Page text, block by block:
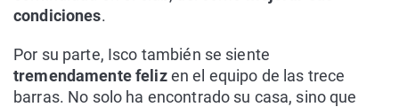
condiciones.
Por su parte, Isco también se siente
tremendamente felizen el equipo de las trece
barras. No solo ha encontrado su casa, sino que